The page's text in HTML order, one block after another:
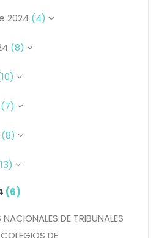
2024 (4)
(8)
(7)
(8)
(6)
DE TRIBUNALES
DE